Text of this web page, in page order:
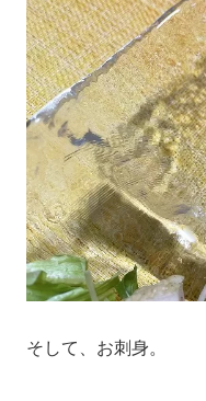
そして、お刺身。